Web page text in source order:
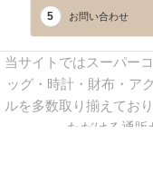
5 お問い合わせ
当サイトではスーパー
ッグ・時計・財布・ア
ルを多数取り揃えてお
ただける通販